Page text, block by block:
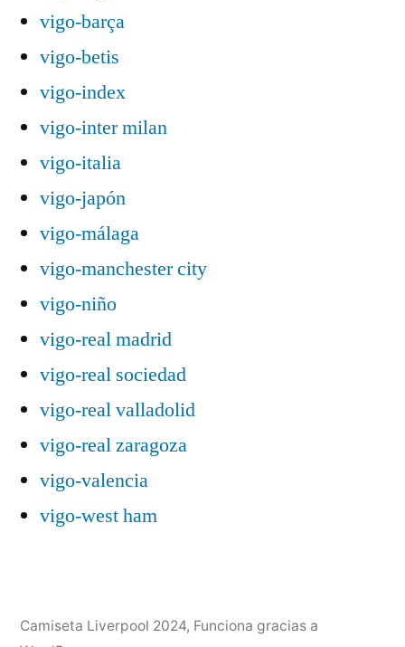
vigo-barça
vigo-betis
vigo-index
vigo-inter milan
vigo-italia
vigo-japón
vigo-málaga
vigo-manchester city
vigo-niño
vigo-real madrid
vigo-real sociedad
vigo-real valladolid
vigo-real zaragoza
vigo-valencia
vigo-west ham
Camiseta Liverpool 2024, Funciona gracias a